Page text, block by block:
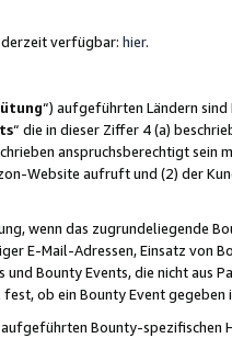
verfügbar: hier.
“) aufgeführten Ländern
“ die in dieser Ziffer 4 (a)
anspruchsberechtigt sein
Website aufruft und (2) der
wenn das zugrundeliegende
E-Mail-Adressen, Einsatz von
und Bounty Events, die nicht
fest, ob ein Bounty Event
Bounty-spezifischen